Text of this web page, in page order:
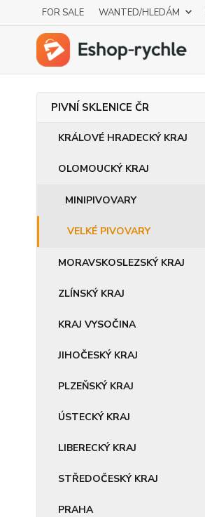
FOR SALE WANTED/HLEDÁM
PIVNÍ SKLENICE ČR
KRÁLOVÉ HRADECKÝ KRAJ
OLOMOUCKÝ KRAJ
MINIPIVOVARY
VELKÉ PIVOVARY
MORAVSKOSLEZSKÝ KRAJ
ZLÍNSKÝ KRAJ
KRAJ VYSOČINA
JIHOČESKÝ KRAJ
PLZEŇSKÝ KRAJ
ÚSTECKÝ KRAJ
LIBERECKÝ KRAJ
STŘEDOČESKÝ KRAJ
PRAHA